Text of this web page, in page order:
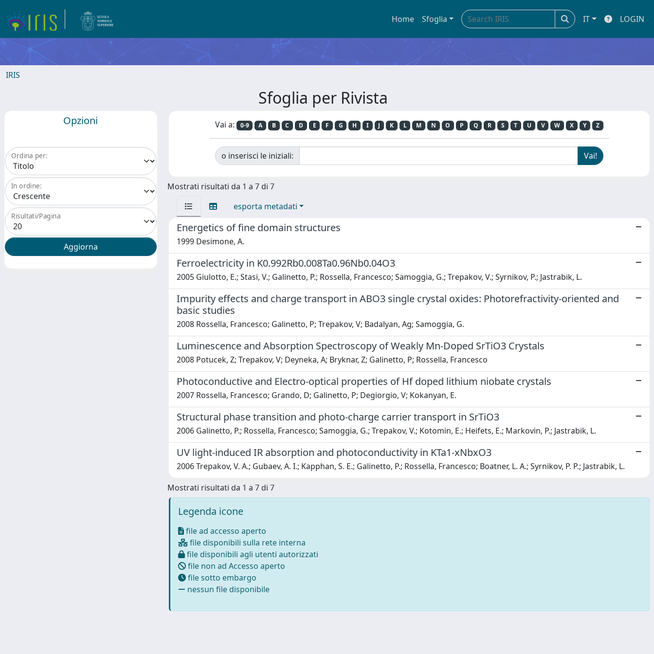
Home Sfoglia IT LOGIN
IRIS
Sfoglia per Rivista
Opzioni
Ordina per:
In ordine:
Risultati/Pagina
Vai a: 0-9 A B C D E F G H I J K L M N O P Q R S T U V W X Y Z
o inserisci le iniziali:
Mostrati risultati da 1 a 7 di 7
esporta metadati
Energetics of fine domain structures
1999 Desimone, A.
Ferroelectricity in K0.992Rb0.008Ta0.96Nb0.04O3
2005 Giulotto, E.; Stasi, V.; Galinetto, P.; Rossella, Francesco; Samoggia, G.; Trepakov, V.; Syrnikov, P.; Jastrabik, L.
Impurity effects and charge transport in ABO3 single crystal oxides: Photorefractivity-oriented and
basic studies
2008 Rossella, Francesco; Galinetto, P; Trepakov, V; Badalyan, Ag; Samoggia, G.
Luminescence and Absorption Spectroscopy of Weakly Mn-Doped SrTiO3 Crystals
2008 Potucek, Z; Trepakov, V; Deyneka, A; Bryknar, Z; Galinetto, P; Rossella, Francesco
Photoconductive and Electro-optical properties of Hf doped lithium niobate crystals
2007 Rossella, Francesco; Grando, D; Galinetto, P; Degiorgio, V; Kokanyan, E.
Structural phase transition and photo-charge carrier transport in SrTiO3
2006 Galinetto, P.; Rossella, Francesco; Samoggia, G.; Trepakov, V.; Kotomin, E.; Heifets, E.; Markovin, P.; Jastrabik, L.
UV light-induced IR absorption and photoconductivity in KTa1-xNbxO3
2006 Trepakov, V. A.; Gubaev, A. I.; Kapphan, S. E.; Galinetto, P.; Rossella, Francesco; Boatner, L. A.; Syrnikov, P. P.; Jastrabik, L.
Mostrati risultati da 1 a 7 di 7
Legenda icone
file ad accesso aperto
file disponibili sulla rete interna
file disponibili agli utenti autorizzati
file non ad Accesso aperto
file sotto embargo
nessun file disponibile